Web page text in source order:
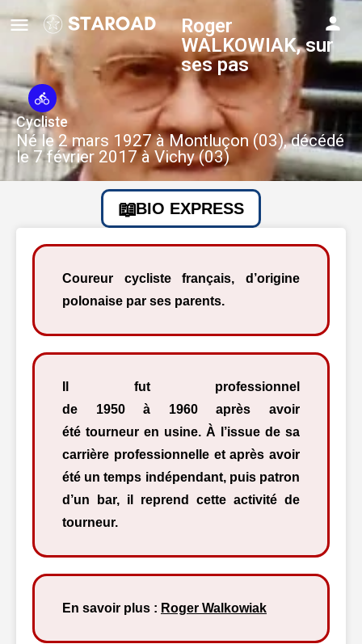
Roger
WALKOWIAK, sur
ses pas
Cycliste
Né le 2 mars 1927 à Montluçon (03), décédé
le 7 février 2017 à Vichy (03)
BIO EXPRESS
Coureur cycliste français, d’origine
polonaise par ses parents.
Il fut professionnel
de 1950 à 1960 après avoir
été tourneur en usine. À l’issue de sa
carrière professionnelle et après avoir
été un temps indépendant, puis patron
d’un bar, il reprend cette activité de
tourneur.
En savoir plus : Roger Walkowiak